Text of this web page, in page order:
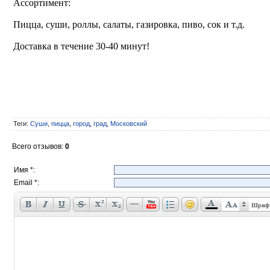
Ассортимент:
Пицца, суши, роллы, салаты, газировка, пиво, сок и т.д.
Доставка в течение 30-40 минут!
Теги: Суши пицца город град Московский
Всего отзывов: 0
Имя *:
Email *: